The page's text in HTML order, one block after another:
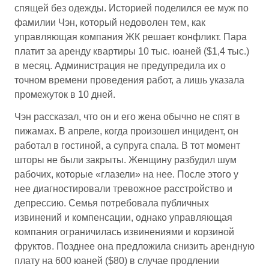
спящей без одежды. Историей поделился ее муж по
фамилии Чэн, который недоволен тем, как
управляющая компания ЖК решает конфликт. Пара
платит за аренду квартиры 10 тыс. юаней ($1,4 тыс.)
в месяц. Администрация не предупредила их о
точном времени проведения работ, а лишь указала
промежуток в 10 дней.
Чэн рассказал, что он и его жена обычно не спят в
пижамах. В апреле, когда произошел инцидент, он
работал в гостиной, а супруга спала. В тот момент
шторы не были закрыты. Женщину разбудил шум
рабочих, которые «глазели» на нее. После этого у
нее диагностировали тревожное расстройство и
депрессию. Семья потребовала публичных
извинений и компенсации, однако управляющая
компания ограничилась извинениями и корзиной
фруктов. Позднее она предложила снизить арендную
плату на 600 юаней ($80) в случае продлении